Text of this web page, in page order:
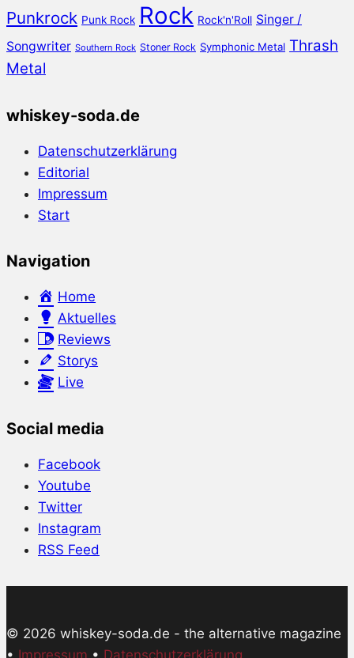
Punkrock Punk Rock Rock Rock'n'Roll Singer /
Songwriter Southern Rock Stoner Rock Symphonic Metal Thrash
Metal
whiskey-soda.de
Datenschutzerklärung
Editorial
Impressum
Start
Navigation
Home
Aktuelles
Reviews
Storys
Live
Social media
Facebook
Youtube
Twitter
Instagram
RSS Feed
© 2026 whiskey-soda.de - the alternative magazine